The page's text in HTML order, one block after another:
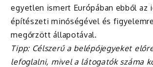
egyetlen ismert Európában ebből az
építészeti minőségével és
megőrzött állapotával.
Tipp: Célszerű a belépőjegyeket
lefoglalni, mivel a látogatók száma